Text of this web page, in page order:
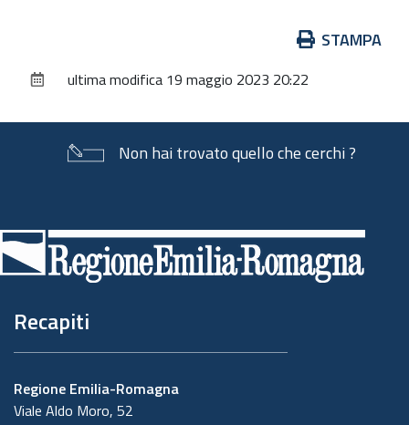
documento
STAMPA
ultima modifica 19 maggio 2023 20:22
Non hai trovato quello che cerchi ?
di
pagina
Recapiti
Regione Emilia-Romagna
Viale Aldo Moro, 52